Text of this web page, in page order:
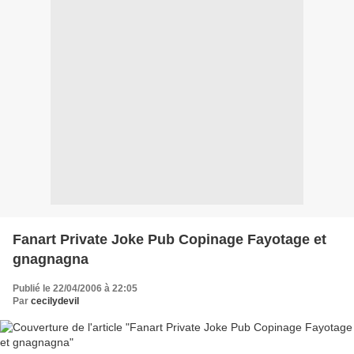
Fanart Private Joke Pub Copinage Fayotage et
gnagnagna
Publié le 22/04/2006 à 22:05
Par cecilydevil